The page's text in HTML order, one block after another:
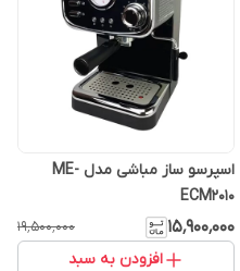
اسپرسو ساز مباشی مدل ME-
ECM2010
۱۵٬۹۰۰٬۰۰۰ ۱۹٬۵۰۰٬۰۰۰
افزودن به سبد